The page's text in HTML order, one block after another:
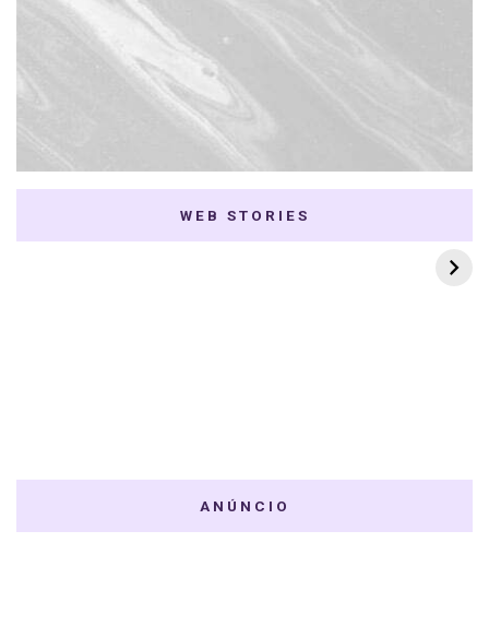
WEB STORIES
7 K-dramas Enemies
to Lovers
Thai Dramas com
First e Khaotung
ANÚNCIO